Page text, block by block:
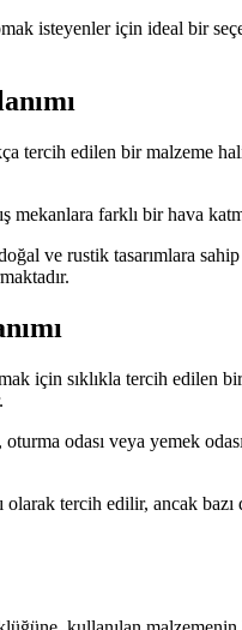
isteyenler için ideal bir
tercih edilen bir
mekanlara farklı bir hava
ve rustik tasarımlara
için sıklıkla tercih edilen
odası veya yemek
tercih edilir, ancak